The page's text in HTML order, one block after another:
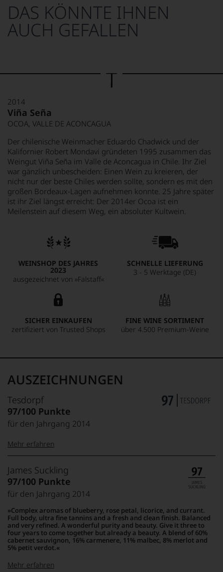
DAS KÖNNTE IHNEN
AUCH GEFALLEN
2014
Viña Seña
OCOA, VALLE DE ACONCAGUA
Der chilenische Weinmacher Eduardo Chadwick und der
Kalifornier Robert Mondavi gründeten 1995 zusammen das
Weingut Viña Seña im Valle de Aconcagua in Chile. Ihr Ziel
war gänzlich unbescheiden: Einen Wein zu kreieren, der
nicht nur der beste Chiles werden sollte, sondern es mit den
großen Bordeaux-Lagen aufnehmen konnte. 25 Jahre später
ist ihr Ziel längst erreicht: Der 2014er Ocoa ist ein
Meilenstein auf diesem Weg, ein absoluter Kultwein.
WEINSHOP DES JAHRES
2023
ausgezeichnet von »Falstaff«
SCHNELLE LIEFERUNG
3 - 5 Werktage (DE)
SICHER EINKAUFEN
zertifiziert von Trusted Shops
FINE WINE SORTIMENT
über 4.500 Premium-Weine
AUSZEICHNUNGEN
Tesdorpf
97/100 Punkte
für den Jahrgang 2014
99–100 Punkte:
95–98 Punkte:
90–94 Punkte:
85–89 Punkte:
Tesdorpf
Der
Name
Tesdorpf
steht
für
»Fine
Wine«,
für
die
edlen
Mehr erfahren
James Suckling
97/100 Punkte
für den Jahrgang 2014
Complex aromas of blueberry, rose petal, licorice, and currant.
Full body, ultra fine tannins and a fresh and clean finish. Balanced
and very refined. A wonderful purity and beauty. Give it three to
four years to come together but already a beauty. A blend of 60%
cabernet sauvignon, 16% carmenere, 11% malbec, 8% merlot and
5% petit verdot.
Mehr erfahren